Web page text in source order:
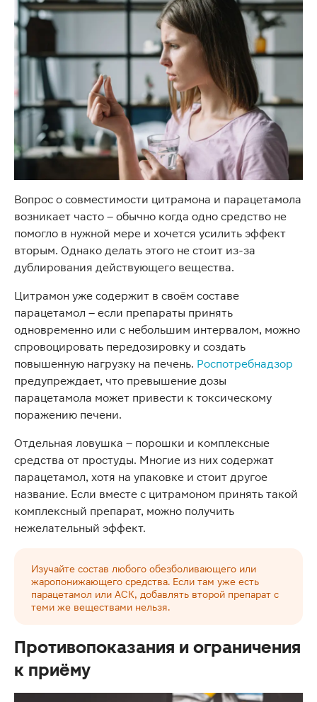
Вопрос о совместимости цитрамона и парацетамола
возникает часто – обычно когда одно средство не
помогло в нужной мере и хочется усилить эффект
вторым. Однако делать этого не стоит из-за
дублирования действующего вещества.
Цитрамон уже содержит в своём составе
парацетамол – если препараты принять
одновременно или с небольшим интервалом, можно
спровоцировать передозировку и создать
повышенную нагрузку на печень. Роспотребнадзор
предупреждает, что превышение дозы
парацетамола может привести к токсическому
поражению печени.
Отдельная ловушка – порошки и комплексные
средства от простуды. Многие из них содержат
парацетамол, хотя на упаковке и стоит другое
название. Если вместе с цитрамоном принять такой
комплексный препарат, можно получить
нежелательный эффект.
Изучайте состав любого обезболивающего или
жаропонижающего средства. Если там уже есть
парацетамол или АСК, добавлять второй препарат с
теми же веществами нельзя.
Противопоказания и ограничения
к приёму